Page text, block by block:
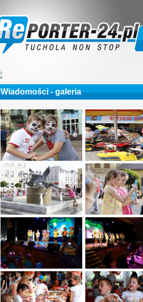
Wiadomości - galeria